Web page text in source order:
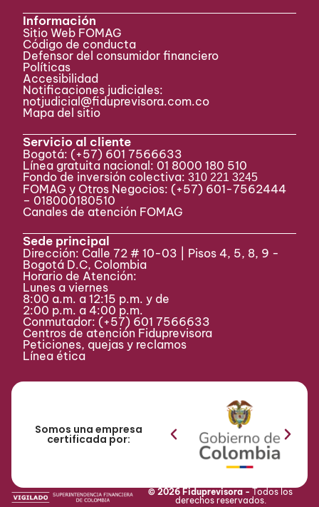
Información
Sitio Web FOMAG
Código de conducta
Defensor del consumidor financiero
Políticas
Accesibilidad
Notificaciones judiciales:
notjudicial@fiduprevisora.com.co
Mapa del sitio
Servicio al cliente
Bogotá: (+57) 601 7566633
Línea gratuita nacional: 01 8000 180 510
Fondo de inversión colectiva:310 221 3245
FOMAG y Otros Negocios: (+57) 601-7562444
– 018000180510
Canales de atención FOMAG
Sede principal
Dirección: Calle 72 # 10-03 | Pisos 4, 5, 8, 9 -
Bogotá D.C, Colombia
Horario de Atención:
Lunes a viernes
8:00 a.m. a 12:15 p.m. y de
2:00 p.m. a 4:00 p.m.
Conmutador: (+57) 601 7566633
Centros de atención Fiduprevisora
Peticiones, quejas y reclamos
Línea ética
Somos una empresa
certificada por:
© 2026 Fiduprevisora -Todos los
derechos reservados.